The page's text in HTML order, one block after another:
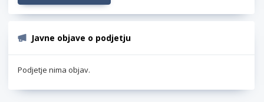
Javne objave o podjetju
Podjetje nima objav.